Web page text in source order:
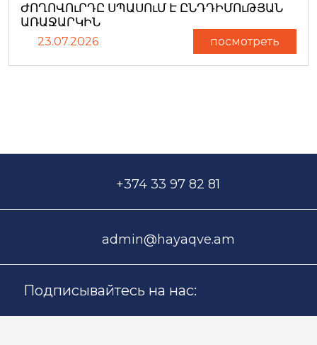
ԺՈՂՈՎՈւՐԴԸ ՍՊԱՍՈւՄ Է ԸՆԴԴԻՄՈւԹՅԱՆ
ԱՌԱՋԱՐԿԻՆ
23.07.2026 посмотреть
+374 33 97 82 81
admin@hayaqve.am
Подписывайтесь на нас: